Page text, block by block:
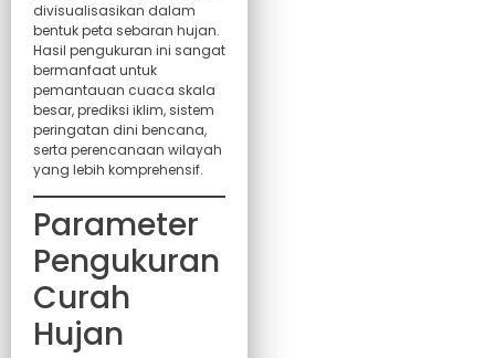
divisualisasikan dalam
bentuk peta sebaran hujan.
Hasil pengukuran ini sangat
bermanfaat untuk
pemantauan cuaca skala
besar, prediksi iklim, sistem
peringatan dini bencana,
serta perencanaan wilayah
yang lebih komprehensif.
Parameter
Pengukuran
Curah
Hujan